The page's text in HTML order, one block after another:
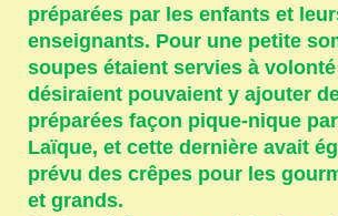
préparées par les enfants et
enseignants. Pour une petite
soupes étaient servies à
désiraient pouvaient y ajouter
préparées façon pique-nique
Laïque, et cette dernière avait
prévu des crêpes pour les
et grands.